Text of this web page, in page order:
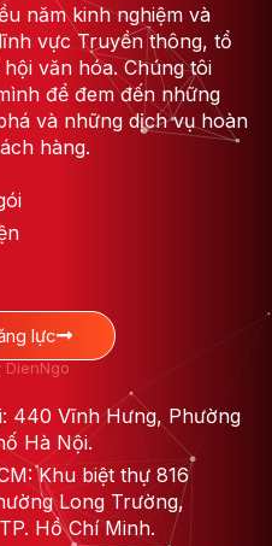
năm kinh nghiệm và
vực Truyền thông, tổ
văn hóa. Chúng tôi
để đem đến những
và những dịch vụ hoàn
hàng.
lực
440 Vĩnh Hưng, Phường
Hà Nội.
Khu biệt thự 816
Long Trường,
Hồ Chí Minh.